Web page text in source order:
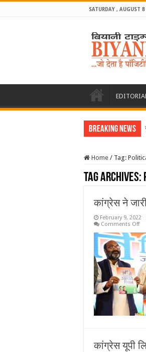
SATURDAY , AUGUST
Breaking News
Home / Tag:
Tag Archives:
कांग्रेस ने
February 9, 2022
Comments Offon
ने
क्या
है
बड़े
वादे
कांग्रेस यूपी